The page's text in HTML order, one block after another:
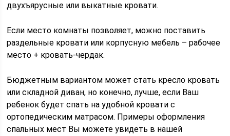
двухъярусные или выкатные кровати.
Если место комнаты позволяет, можно поставить
раздельные кровати или корпусную мебель – рабочее
место + кровать-чердак.
Бюджетным вариантом может стать кресло кровать
или складной диван, но конечно, лучше, если Ваш
ребенок будет спать на удобной кровати с
ортопедическим матрасом. Примеры оформления
спальных мест Вы можете увидеть в нашей